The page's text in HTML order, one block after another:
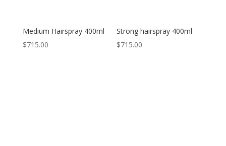
Medium Hairspray 400ml
$715.00
Strong hairspray 400ml
$715.00